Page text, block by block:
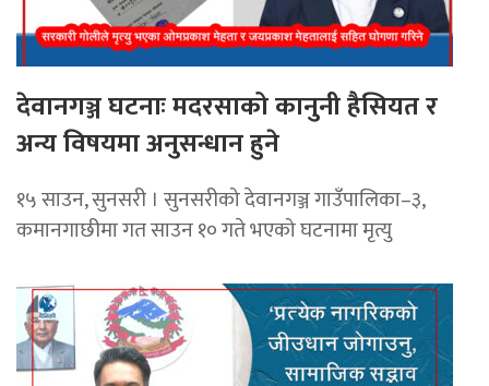
देवानगञ्ज घटनाः मदरसाको कानुनी हैसियत र
अन्य विषयमा अनुसन्धान हुने
१५ साउन, सुनसरी । सुनसरीको देवानगञ्ज गाउँपालिका–३,
कमानगाछीमा गत साउन १० गते भएको घटनामा मृत्यु